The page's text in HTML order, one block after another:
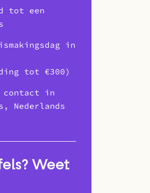
tot een
in
tot €300)
contact in
Nederlands
Weet